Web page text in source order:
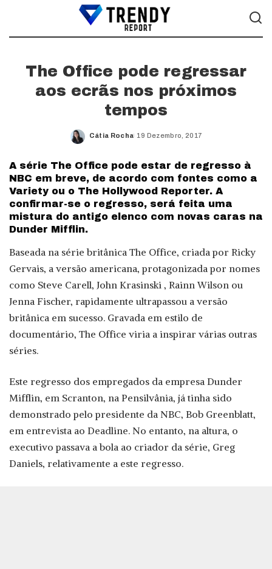
The Office pode regressar
aos ecrãs nos próximos
tempos
Posted
Cátia Rocha 19 Dezembro, 2017
A série The Office pode estar de regresso à
NBC em breve, de acordo com fontes como a
Variety ou o The Hollywood Reporter. A
confirmar-se o regresso, será feita uma
mistura do antigo elenco com novas caras na
Dunder Mifflin.
Baseada na série britânica The Office, criada por Ricky
Gervais, a versão americana, protagonizada por nomes
como Steve Carell, John Krasinski , Rainn Wilson ou
Jenna Fischer, rapidamente ultrapassou a versão
britânica em sucesso. Gravada em estilo de
documentário, The Office viria a inspirar várias outras
séries.
Este regresso dos empregados da empresa Dunder
Mifflin, em Scranton, na Pensilvânia, já tinha sido
demonstrado pelo presidente da NBC, Bob Greenblatt,
em entrevista ao Deadline. No entanto, na altura, o
executivo passava a bola ao criador da série, Greg
Daniels, relativamente a este regresso.